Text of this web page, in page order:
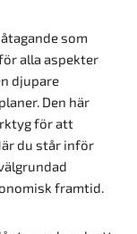
som
alla aspekter
djupare
Den här
för att
du står inför
framtid.